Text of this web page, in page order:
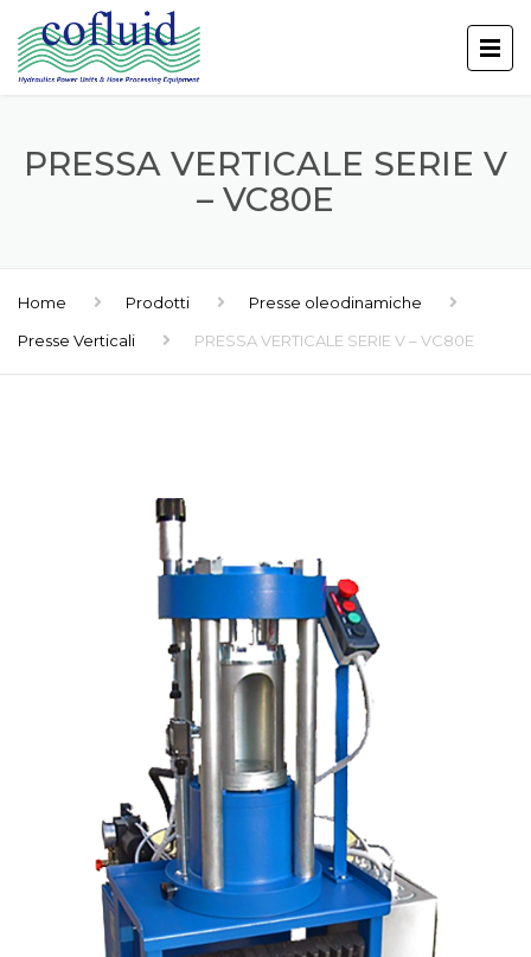
PRESSA VERTICALE SERIE V
– VC80E
Home Prodotti
Presse oleodinamiche
Presse Verticali
PRESSA VERTICALE SERIE V – VC80E